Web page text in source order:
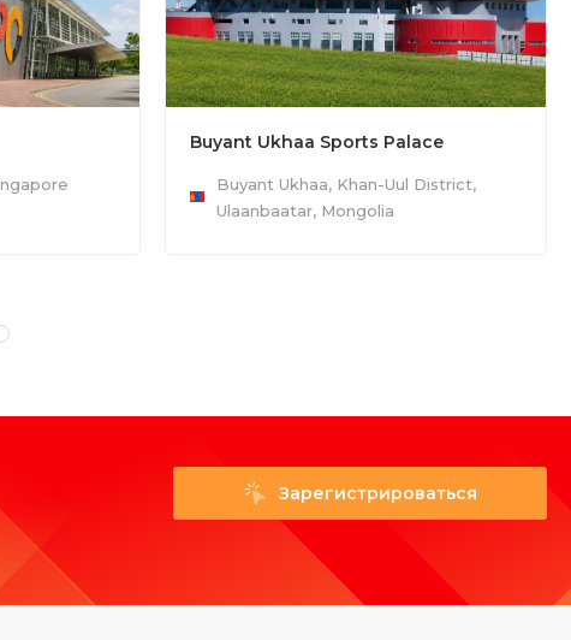
Buyant Ukhaa Sports Palace
Buyant Ukhaa, Khan-Uul District,
Ulaanbaatar, Mongolia
Зарегистрироваться